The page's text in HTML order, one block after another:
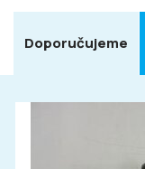
Doporučujeme